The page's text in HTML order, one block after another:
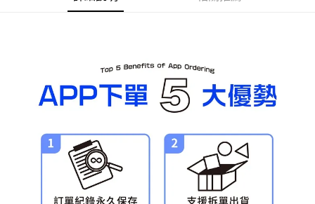
每筆NT$90，滿NT$3,000(含以上)免運費
預購-宅配(舊)
每筆NT$120，滿NT$3,000(含以上)免運費
預購-宅配(離島)(舊)
每筆NT$160，滿NT$3,000(含以上)免運費
東海門市自取，需自備購物袋取貨唷。